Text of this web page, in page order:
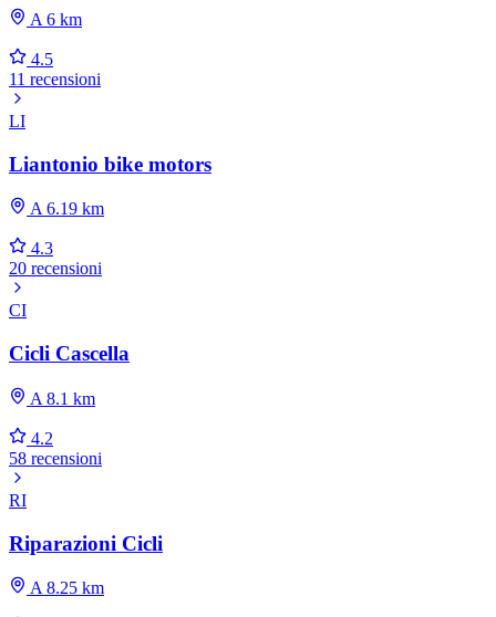
A 6 km
4.5
11 recensioni
LI
Liantonio bike motors
A 6.19 km
4.3
20 recensioni
CI
Cicli Cascella
A 8.1 km
4.2
58 recensioni
RI
Riparazioni Cicli
A 8.25 km